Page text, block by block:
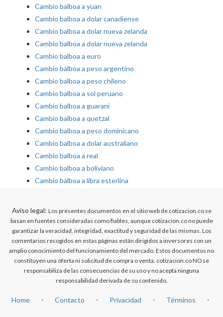
Cambio balboa a yuan
Cambio balboa a dolar canadiense
Cambio balboa a dolar nueva zelanda
Cambio balboa a dolar nueva zelanda
Cambio balboa a euro
Cambio balboa a peso argentino
Cambio balboa a peso chileno
Cambio balboa a sol peruano
Cambio balboa a guarani
Cambio balboa a quetzal
Cambio balboa a peso dominicano
Cambio balboa a dolar australiano
Cambio balboa a real
Cambio balboa a boliviano
Cambio balboa a libra esterlina
Aviso legal: Los presentes documentos en el sitio web de cotizacion.co se
basan en fuentes consideradas como fiables, aunque cotizacion.co no puede
garantizar la veracidad, integridad, exactitud y seguridad de las mismas. Los
comentarios recogidos en estas páginas están dirigidos a inversores con un
amplio conocimiento del funcionamiento del mercado. Estos documentos no
constituyen una oferta ni solicitud de compra o venta. cotizacion.co NO se
responsabiliza de las consecuencias de su uso y no acepta ninguna
responsabilidad derivada de su contenido.
Home ⋅ Contacto ⋅ Privacidad ⋅ Términos ⋅